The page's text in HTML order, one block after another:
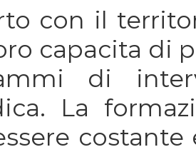
con il
capacita di
di
La